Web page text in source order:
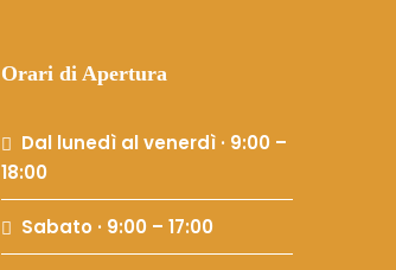
Orari di Apertura
Dal lunedì al venerdì · 9:00 –
18:00
Sabato · 9:00 – 17:00